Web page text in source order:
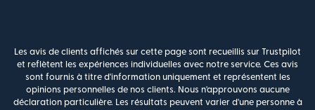
Les avis de clients affichés sur cette page sont recueillis sur Trustpilot
et reflètent les expériences individuelles avec notre service. Ces avis
sont fournis à titre d'information uniquement et représentent les
opinions personnelles de nos clients. Nous n'approuvons aucune
déclaration particulière. Les résultats peuvent varier d'une personne à